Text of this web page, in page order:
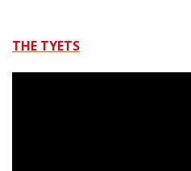
THE TYETS